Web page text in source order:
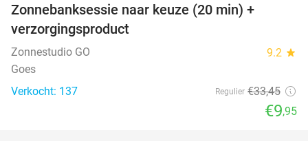
Zonnebanksessie naar keuze (20 min) +
verzorgingsproduct
Zonnestudio GO 9.2 star
Goes
Verkocht: 137
Regulier €33,45
€9,95